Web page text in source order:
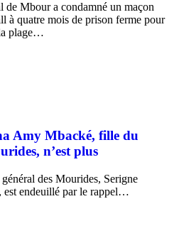
Mbour a condamné un maçon
à quatre mois de prison ferme pour
plage…
Amy Mbacké, fille du
n’est plus
des Mourides, Serigne
est endeuillé par le rappel…